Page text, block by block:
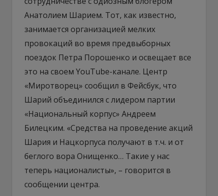
Анатолием Шарием. Тот, как известно,
занимается организацией мелких
провокаций во время предвыборных
поездок Петра Порошенко и освещает все
это на своем YouTube-канале. Центр
«Миротворец» сообщил в Фейсбук, что
Шарий объединился с лидером партии
«Национальный корпус» Андреем
Билецким. «Средства на проведение акций
Шария и Нацкорпуса получают в т.ч. и от
беглого вора Онищенко… Такие у нас
теперь националисты», – говорится в
сообщении центра.